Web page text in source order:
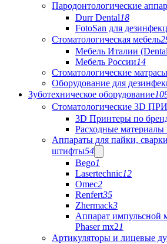
Пародонтологические
Durr Dental18
FotoSan для
Стоматологическая мебель
Мебель Италии
Мебель России14
Стоматологические матрасы
Оборудование для
Зуботехническое оборудование
Стоматологические 3D
3D Принтеры по
Расходные
Аппараты для пайки,
штифты54
Bego1
Lasertechnic12
Omec2
Renfert35
Zhermack3
Аппарат импульсной
Phaser mx21
Артикуляторы и лицевые